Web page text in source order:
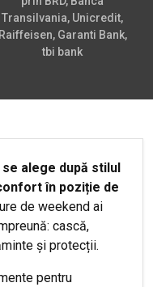
Transilvania, Unicredit,
Raiffeisen, Garanti Bank,
tbi bank
alege după stilul
în poziție de
de weekend ai
cască,
și protecții.
pentru